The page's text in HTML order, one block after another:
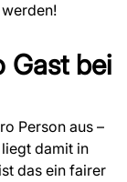
Gast bei
Person aus –
damit in
das ein fairer